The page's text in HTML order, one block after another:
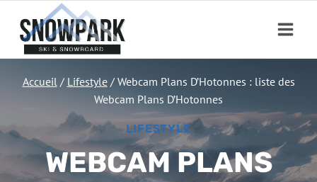
contenu
Accueil / Lifestyle / Webcam Plans D’Hotonnes : liste des
Webcam Plans D’Hotonnes
LIFESTYLE
WEBCAM PLANS